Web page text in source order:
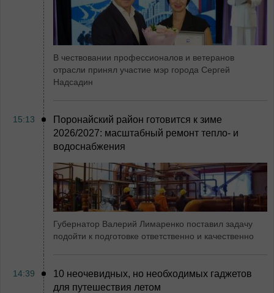
В чествовании профессионалов и ветеранов
отрасли принял участие мэр города Сергей
Надсадин
15:13
Поронайский район готовится к зиме
2026/2027: масштабный ремонт тепло- и
водоснабжения
Губернатор Валерий Лимаренко поставил задачу
подойти к подготовке ответственно и качественно
14:39
10 неочевидных, но необходимых гаджетов
для путешествия летом